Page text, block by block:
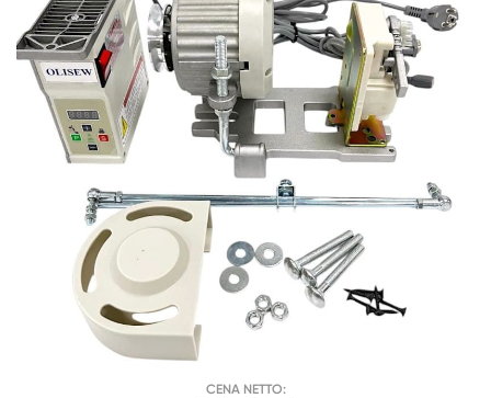
CENA NETTO: